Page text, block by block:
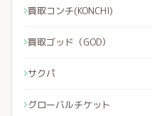
買取コンチ(KONCHI)
買取ゴッド（GOD）
サクパ
グローバルチケット